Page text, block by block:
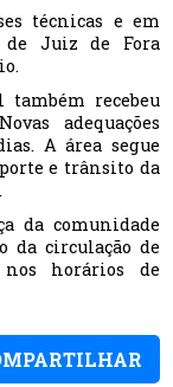
técnicas e em
de Juiz de Fora
recebeu
adequações
A área segue
e trânsito da
da comunidade
da circulação de
nos horários de